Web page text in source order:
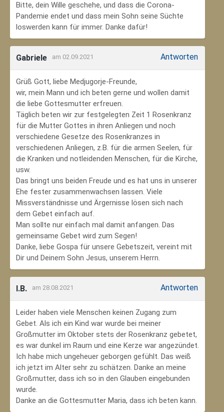
Bitte, dein Wille geschehe, und dass die Corona-
Pandemie endet und dass mein Sohn seine Süchte
loswerden kann für immer. Danke dafür!
Gabriele am 02.09.2021 Antworten
Grüß Gott, liebe Medjugorje-Freunde,
wir, mein Mann und ich beten gerne und wollen damit
die liebe Gottesmutter erfreuen.
Täglich beten wir zur festgelegten Zeit 1 Rosenkranz
für die Mutter Gottes in ihren Anliegen und noch
verschiedene Gesetze des Rosenkranzes in
verschiedenen Anliegen, z.B. für die armen Seelen, für
die Kranken und notleidenden Menschen, für die Kirche,
usw.
Das bringt uns beiden Freude und es hat uns in unserer
Ehe fester zusammenwachsen lassen. Viele
Missverständnisse und Ärgernisse lösen sich nach
dem Gebet einfach auf.
Man sollte nur einfach mal damit anfangen. Das
gemeinsame Gebet wird zum Segen!
Danke, liebe Gospa für unsere Gebetszeit, vereint mit
Dir und Deinem Sohn Jesus, unserem Herrn.
I.B. am 28.08.2021 Antworten
Leider haben viele Menschen keinen Zugang zum
Gebet. Als ich ein Kind war wurde bei meiner
Großmutter im Oktober stets der Rosenkranz gebetet,
es war dunkel im Raum und eine Kerze war angezündet.
Ich habe mich ungeheuer geborgen gefühlt. Das weiß
ich jetzt im Alter sehr zu schätzen. Danke an meine
Großmutter, dass ich so in den Glauben eingebunden
wurde.
Danke an die Gottesmutter Maria, dass ich beten kann.